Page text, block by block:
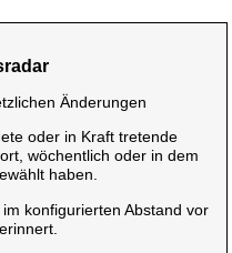
Änderungen
oder in Kraft tretende
wöchentlich oder in dem
haben.
konfigurierten Abstand vor